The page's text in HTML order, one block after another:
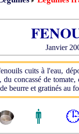
Janvier
cuits à l'eau,
du concassé de
beurre et gratinés au